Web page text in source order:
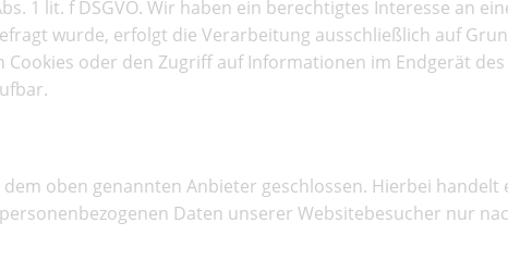
1 lit. f DSGVO. Wir haben ein berechtigtes Interesse an
wurde, erfolgt die Verarbeitung ausschließlich auf
Cookies oder den Zugriff auf Informationen im Endgerät
oben genannten Anbieter geschlossen. Hierbei
Daten unserer Websitebesucher nur